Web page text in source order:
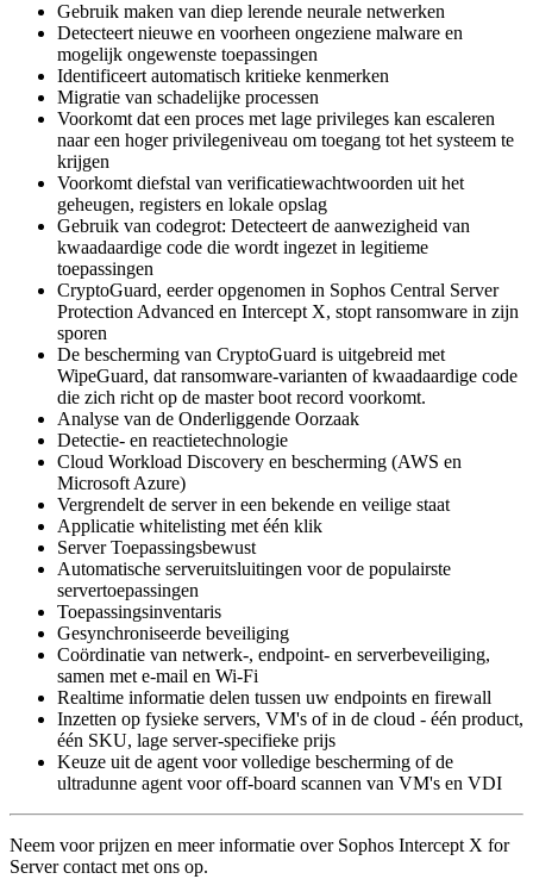
Gebruik maken van diep lerende neurale netwerken
Detecteert nieuwe en voorheen ongeziene malware en
mogelijk ongewenste toepassingen
Identificeert automatisch kritieke kenmerken
Migratie van schadelijke processen
Voorkomt dat een proces met lage privileges kan escaleren
naar een hoger privilegeniveau om toegang tot het systeem te
krijgen
Voorkomt diefstal van verificatiewachtwoorden uit het
geheugen, registers en lokale opslag
Gebruik van codegrot: Detecteert de aanwezigheid van
kwaadaardige code die wordt ingezet in legitieme
toepassingen
CryptoGuard, eerder opgenomen in Sophos Central Server
Protection Advanced en Intercept X, stopt ransomware in zijn
sporen
De bescherming van CryptoGuard is uitgebreid met
WipeGuard, dat ransomware-varianten of kwaadaardige code
die zich richt op de master boot record voorkomt.
Analyse van de Onderliggende Oorzaak
Detectie- en reactietechnologie
Cloud Workload Discovery en bescherming (AWS en
Microsoft Azure)
Vergrendelt de server in een bekende en veilige staat
Applicatie whitelisting met één klik
Server Toepassingsbewust
Automatische serveruitsluitingen voor de populairste
servertoepassingen
Toepassingsinventaris
Gesynchroniseerde beveiliging
Coördinatie van netwerk-, endpoint- en serverbeveiliging,
samen met e-mail en Wi-Fi
Realtime informatie delen tussen uw endpoints en firewall
Inzetten op fysieke servers, VM's of in de cloud - één product,
één SKU, lage server-specifieke prijs
Keuze uit de agent voor volledige bescherming of de
ultradunne agent voor off-board scannen van VM's en VDI
Neem voor prijzen en meer informatie over Sophos Intercept X for
Server contact met ons op.